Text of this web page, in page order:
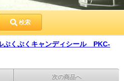
検索
ぷくぷくキャンディシール PKC-
次の商品へ